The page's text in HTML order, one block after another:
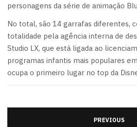
personagens da série de animação
No total, são 14 garrafas diferentes,
totalidade pela agência interna de
Studio LX, que está ligada ao
programas infantis mais populares
ocupa o primeiro lugar no top da
PREVIOUS